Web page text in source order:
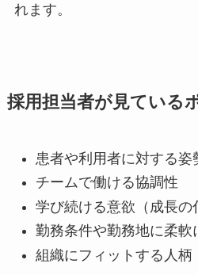
れます。
採用担当者が見ている
患者や利用者に対する姿
チームで働ける協調性
学び続ける意欲（成長の
勤務条件や勤務地に柔軟
組織にフィットする人柄